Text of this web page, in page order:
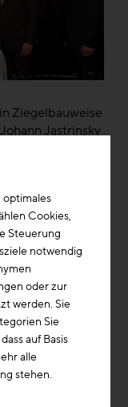
Ziegelbauweise
Jastrinsky
wurde. „Wir
Bauwirtschaft
eine starke
für unsere
Robert
fest.
ist eine
regionale
Cookies,
Steuerung
notwendig
oder zur
werden. Sie
Sie
auf Basis
alle
stehen.